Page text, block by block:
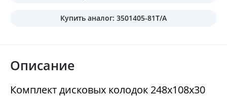
Купить аналог: 3501405-81T/A
Описание
Комплект дисковых колодок 248x108x30